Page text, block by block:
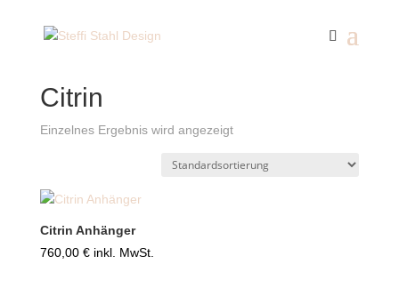
Citrin
Einzelnes Ergebnis wird angezeigt
Citrin Anhänger
760,00 € inkl. MwSt.